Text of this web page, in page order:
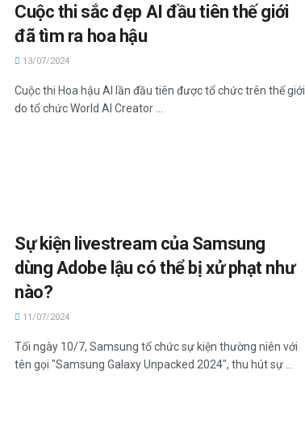
Cuộc thi sắc đẹp AI đầu tiên thế giới
đã tìm ra hoa hậu
13/07/2024
Cuộc thi Hoa hậu AI lần đầu tiên được tổ chức trên thế giới
do tổ chức World AI Creator ...
Sự kiện livestream của Samsung
dùng Adobe lậu có thể bị xử phạt như
nào?
11/07/2024
Tối ngày 10/7, Samsung tổ chức sự kiện thường niên với
tên gọi "Samsung Galaxy Unpacked 2024", thu hút sự ...